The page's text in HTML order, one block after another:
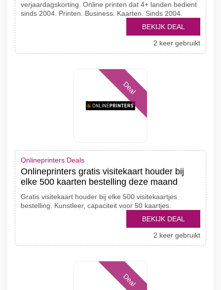
verjaardagskorting. Online printen dat 4+ landen bedient
sinds 2004. Printen. Business. Kaarten. Sinds 2004.
BEKIJK DEAL
2 keer gebruikt
Deal
Onlineprinters Deals
Onlineprinters gratis visitekaart houder bij
elke 500 kaarten bestelling deze maand
Gratis visitekaart houder bij elke 500 visitekaartjes
bestelling. Kunstleer, capaciteit voor 50 kaartjes.
BEKIJK DEAL
2 keer gebruikt
Deal